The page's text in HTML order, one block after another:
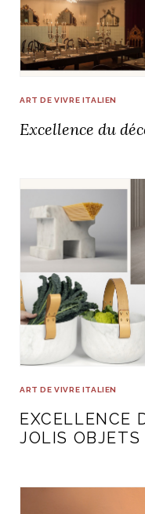
ART DE VIVRE ITALIEN
Excellence du
ART DE VIVRE ITALIEN
EXCELLENCE
JOLIS OBJETS